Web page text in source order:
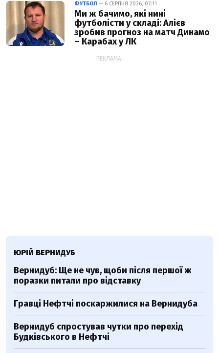
ФУТБОЛ — 6 СЕРПНЯ 2026, 07:11
Ми ж бачимо, які нині
футболісти у складі: Алієв
зробив прогноз на матч Динамо
– Карабах у ЛК
РЕКЛАМА:
ЮРІЙ ВЕРНИДУБ
Вернидуб: Ще не чув, щоби після першої ж
поразки питали про відставку
Гравці Нефтчі поскаржилися на Вернидуба
Вернидуб спростував чутки про перехід
Будківського в Нефтчі